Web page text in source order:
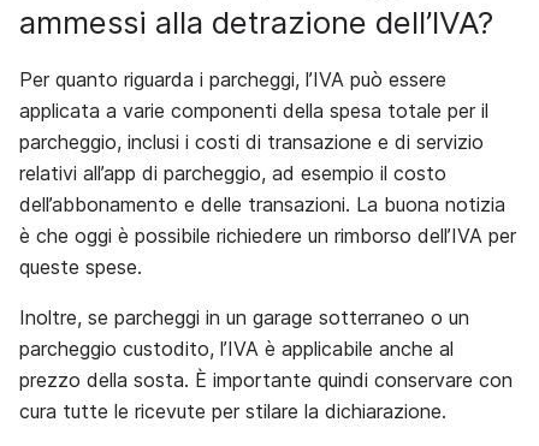
ammessi alla detrazione dell’IVA?
Per quanto riguarda i parcheggi, l’IVA può essere
applicata a varie componenti della spesa totale per il
parcheggio, inclusi i costi di transazione e di servizio
relativi all’app di parcheggio, ad esempio il costo
dell’abbonamento e delle transazioni. La buona notizia
è che oggi è possibile richiedere un rimborso dell’IVA per
queste spese.
Inoltre, se parcheggi in un garage sotterraneo o un
parcheggio custodito, l’IVA è applicabile anche al
prezzo della sosta. È importante quindi conservare con
cura tutte le ricevute per stilare la dichiarazione.